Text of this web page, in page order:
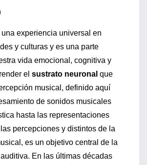
una experiencia universal en
y culturas y es una parte
vida emocional, cognitiva y
el sustrato neuronal que
musical, definido aquí
de sonidos musicales
hasta las representaciones
percepciones y distintos de la
es un objetivo central de la
En las últimas décadas